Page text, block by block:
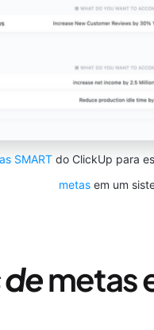
SMART do ClickUp para
metas em um
metas